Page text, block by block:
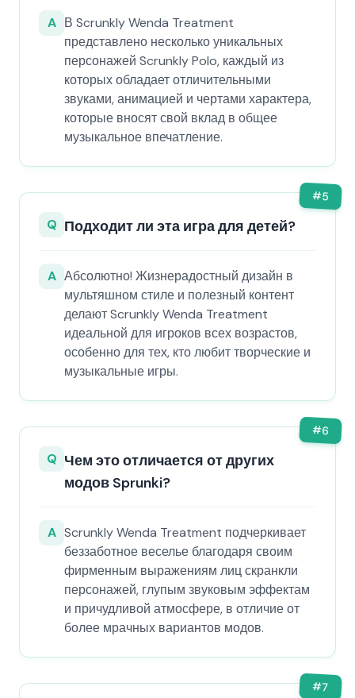
A В Scrunkly Wenda Treatment
представлено несколько уникальных
персонажей Scrunkly Polo, каждый из
которых обладает отличительными
звуками, анимацией и чертами характера,
которые вносят свой вклад в общее
музыкальное впечатление.
#5
Q Подходит ли эта игра для детей?
A Абсолютно! Жизнерадостный дизайн в
мультяшном стиле и полезный контент
делают Scrunkly Wenda Treatment
идеальной для игроков всех возрастов,
особенно для тех, кто любит творческие и
музыкальные игры.
#6
Q Чем это отличается от других
модов Sprunki?
A Scrunkly Wenda Treatment подчеркивает
беззаботное веселье благодаря своим
фирменным выражениям лиц скранкли
персонажей, глупым звуковым эффектам
и причудливой атмосфере, в отличие от
более мрачных вариантов модов.
#7